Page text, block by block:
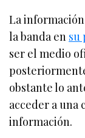
La
la banda en su
ser el medio
obstante lo
acceder a una
información.